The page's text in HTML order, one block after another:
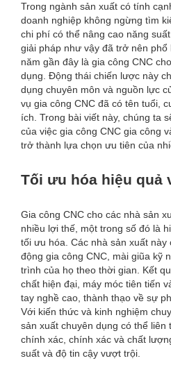
Trong ngành sản xuất có tính
doanh nghiệp không ngừng tìm
chi phí có thể nâng cao năng
giải pháp như vậy đã trở nên
năm gần đây là gia công CNC
dụng. Động thái chiến lược này
dụng chuyên môn và nguồn lực
vụ gia công CNC đã có tên tuổi,
ích. Trong bài viết này, chúng ta
của việc gia công CNC gia công
trở thành lựa chọn ưu tiên của
Tối ưu hóa hiệu quả
Gia công CNC cho các nhà sản
nhiều lợi thế, một trong số đó là
tối ưu hóa. Các nhà sản xuất
động gia công CNC, mài giũa kỹ
trình của họ theo thời gian. Kết
chất hiện đại, máy móc tiên tiến
tay nghề cao, thành thạo về sự
Với kiến ​​thức và kinh nghiệm
sản xuất chuyên dụng có thể liên
chính xác, chính xác và chất
suất và độ tin cậy vượt trội.